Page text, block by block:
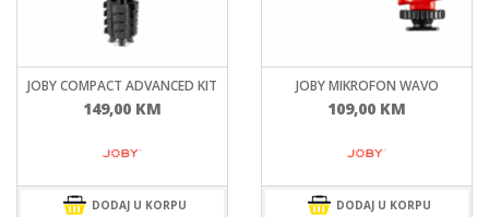
JOBY COMPACT ADVANCED KIT
149,00 KM
DODAJ U KORPU
JOBY MIKROFON WAVO
109,00 KM
DODAJ U KORPU